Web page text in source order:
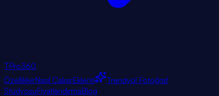
TPro360
ÖzelliklerNasıl ÇalışırEklenti
Trendyol Fotoğraf
StüdyosuFiyatlandırmaBlog